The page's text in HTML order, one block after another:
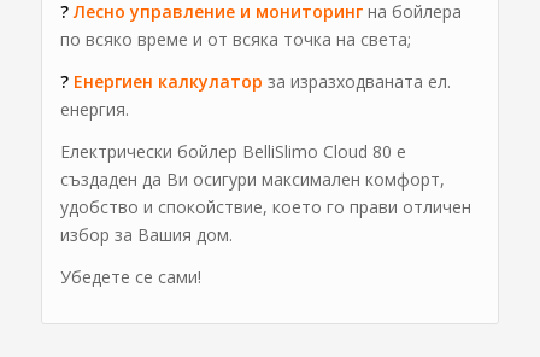
? Лесно управление и мониторингна бойлера
по всяко време и от всяка точка на света;
? Енергиен калкулатор за изразходваната ел.
енергия.
Електрически бойлер BelliSlimo Cloud 80 е
създаден да Ви осигури максимален комфорт,
удобство и спокойствие, което го прави отличен
избор за Вашия дом.
Убедете се сами!